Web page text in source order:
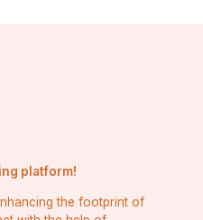
platform!
the footprint of